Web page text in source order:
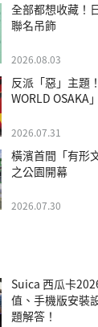
全部都想收藏！
聯名吊飾
2026.08.03
反派「惡」主題
WORLD OSAKA
2026.07.31
橫濱首間「有形
之公園開幕
2026.07.30
Suica 西瓜卡
值、手機版安裝
題解答！